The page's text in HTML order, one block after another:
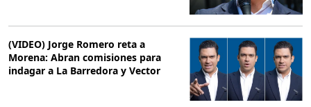
(VIDEO) Jorge Romero reta a
Morena: Abran comisiones para
indagar a La Barredora y Vector